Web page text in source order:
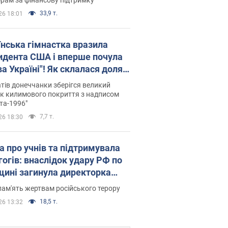
18:01 33,9 т.
гімнастка вразила
США і вперше почула
Україні"! Як склалася доля
яка 30 років тому
"золото" Олімпіади
донеччанки зберігся великий
килимового покриття з надписом
1996"
18:30 7,7 т.
про учнів та підтримувала
внаслідок удару РФ по
загинула директорка
ліцею, її чоловік та онук
жертвам російського терору
13:32 18,5 т.